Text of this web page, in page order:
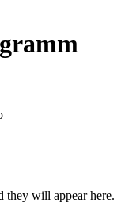
they will appear here.